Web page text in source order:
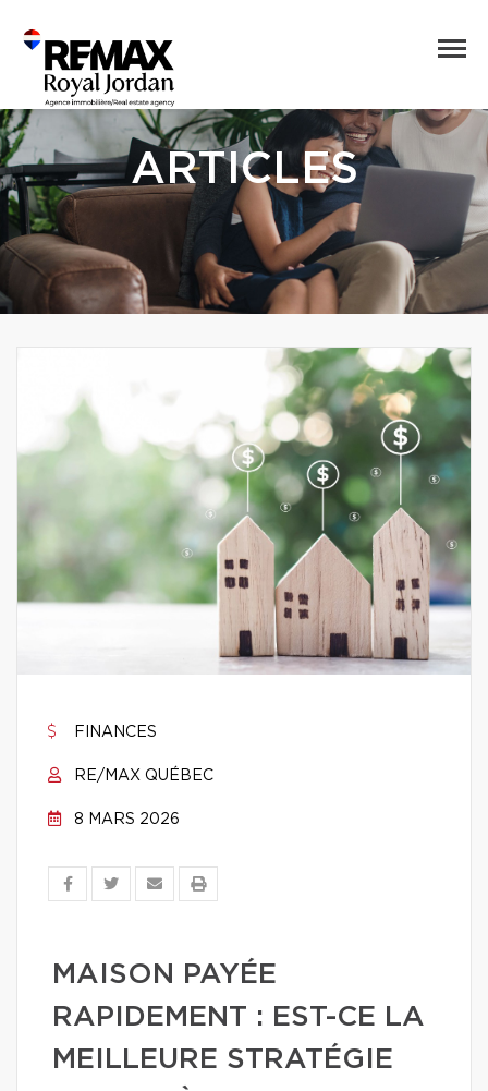
ARTICLES
FINANCES
RE/MAX QUÉBEC
8 MARS 2026
MAISON PAYÉE
RAPIDEMENT : EST-CE LA
MEILLEURE STRATÉGIE